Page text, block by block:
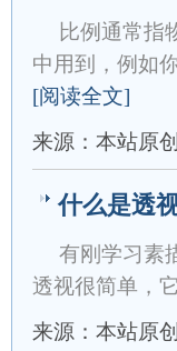
比例通常指
中用到，例如
[阅读全文]
来源：本站原创
什么是透
有刚学习素
透视很简单，
来源：本站原创